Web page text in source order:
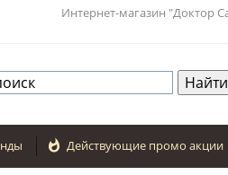
Интернет-магазин "Доктор
 Действующие промо акции